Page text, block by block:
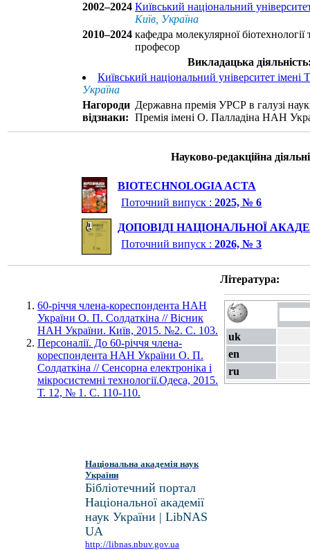
2002–2024 Київський національний
Київ, Україна
2010–2024 кафедра молекулярної
професор
Викладацька
Київський національний університет імені
Україна
Нагороди
відзнаки:
Державна премія УРСР в галузі
Премія імені О. Палладіна НАН
Науково-редакційна
BIOTECHNOLOGIA ACTA
Поточний випуск :2025, № 6
ДОПОВІДІ НАЦІОНАЛЬНОЇ
Поточний випуск :2026, № 3
Література:
60-річчя члена-кореспондента НАН
України О. П. Солдаткіна // Вісник
НАН України. Київ, 2015. №2. С. 103.
Персоналії. До 60-річчя члена-
кореспондента НАН України О. П.
Солдаткіна // Сенсорна електроніка і
мікросистемні технології.Одеса, 2015.
Т. 12, № 1. С. 110-110.
uk
en
ru
Національна академія наук
України
Бібліотечний портал
Національної академії
наук України | LibNAS
UA
http://libnas.nbuv.gov.ua